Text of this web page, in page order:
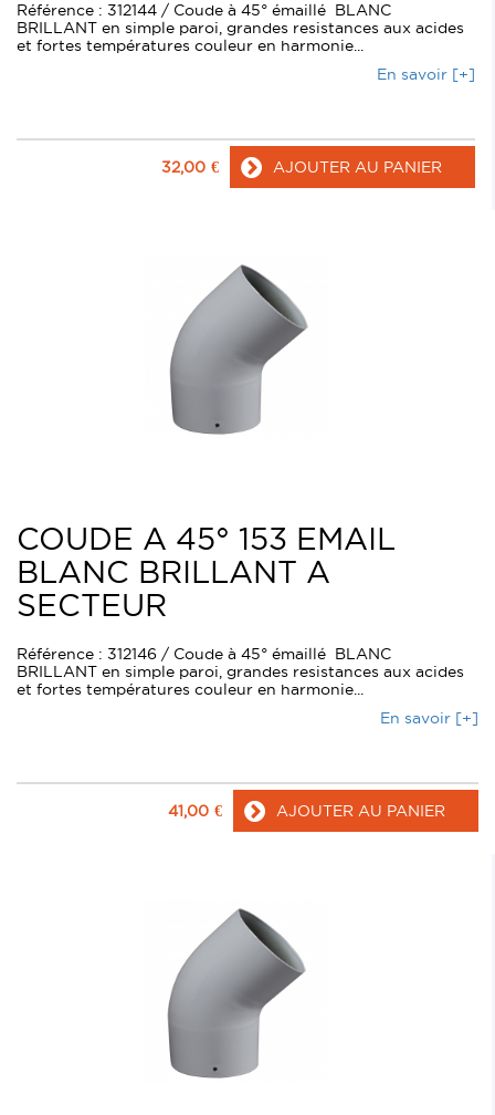
Référence : 312144 / Coude à 45° émaillé BLANC
BRILLANT en simple paroi, grandes resistances aux acides
et fortes températures couleur en harmonie...
En savoir [+]
32,00 € AJOUTER AU PANIER
COUDE A 45° 153 EMAIL
BLANC BRILLANT A
SECTEUR
Référence : 312146 / Coude à 45° émaillé BLANC
BRILLANT en simple paroi, grandes resistances aux acides
et fortes températures couleur en harmonie...
En savoir [+]
41,00 € AJOUTER AU PANIER